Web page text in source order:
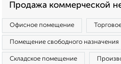
Продажа коммерческой
Офисное помещение
Помещение свободного назначения
Складское помещение